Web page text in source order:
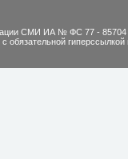
СМИ ИА № ФС 77 - 85704
обязательной гиперссылкой